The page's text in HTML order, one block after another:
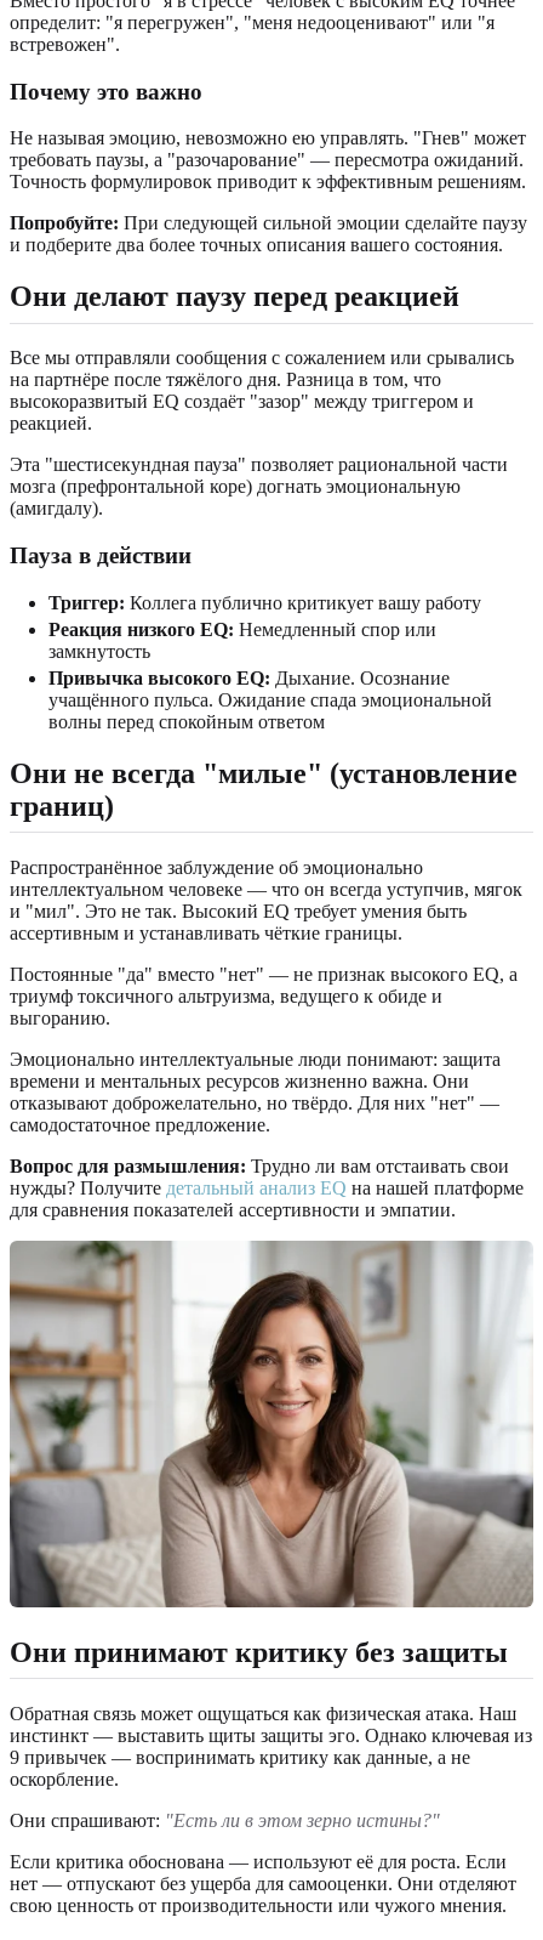
определит: "я перегружен", "меня недооценивают" или "я
встревожен".
Почему это важно
Не называя эмоцию, невозможно ею управлять. "Гнев" может
требовать паузы, а "разочарование" — пересмотра ожиданий.
Точность формулировок приводит к эффективным решениям.
Попробуйте: При следующей сильной эмоции сделайте паузу
и подберите два более точных описания вашего состояния.
Они делают паузу перед реакцией
Все мы отправляли сообщения с сожалением или срывались
на партнёре после тяжёлого дня. Разница в том, что
высокоразвитый EQ создаёт "зазор" между триггером и
реакцией.
Эта "шестисекундная пауза" позволяет рациональной части
мозга (префронтальной коре) догнать эмоциональную
(амигдалу).
Пауза в действии
Триггер: Коллега публично критикует вашу работу
Реакция низкого EQ: Немедленный спор или
замкнутость
Привычка высокого EQ: Дыхание. Осознание
учащённого пульса. Ожидание спада эмоциональной
волны перед спокойным ответом
Они не всегда "милые" (установление
границ)
Распространённое заблуждение об эмоционально
интеллектуальном человеке — что он всегда уступчив, мягок
и "мил". Это не так. Высокий EQ требует умения быть
ассертивным и устанавливать чёткие границы.
Постоянные "да" вместо "нет" — не признак высокого EQ, а
триумф токсичного альтруизма, ведущего к обиде и
выгоранию.
Эмоционально интеллектуальные люди понимают: защита
времени и ментальных ресурсов жизненно важна. Они
отказывают доброжелательно, но твёрдо. Для них "нет" —
самодостаточное предложение.
Вопрос для размышления: Трудно ли вам отстаивать свои
нужды? Получите детальный анализ EQ на нашей платформе
для сравнения показателей ассертивности и эмпатии.
Они принимают критику без защиты
Обратная связь может ощущаться как физическая атака. Наш
инстинкт — выставить щиты защиты эго. Однако ключевая из
9 привычек — воспринимать критику как данные, а не
оскорбление.
Они спрашивают: "Есть ли в этом зерно истины?"
Если критика обоснована — используют её для роста. Если
нет — отпускают без ущерба для самооценки. Они отделяют
свою ценность от производительности или чужого мнения.